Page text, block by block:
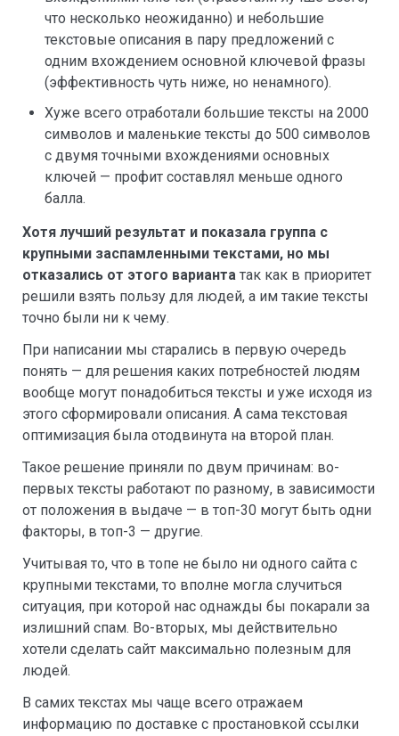
что несколько неожиданно) и небольшие
текстовые описания в пару предложений с
одним вхождением основной ключевой фразы
(эффективность чуть ниже, но ненамного).
Хуже всего отработали большие тексты на 2000
символов и маленькие тексты до 500 символов
с двумя точными вхождениями основных
ключей — профит составлял меньше одного
балла.
Хотя лучший результат и показала группа с
крупными заспамленными текстами, но мы
отказались от этого варианта так как в приоритет
решили взять пользу для людей, а им такие тексты
точно были ни к чему.
При написании мы старались в первую очередь
понять — для решения каких потребностей людям
вообще могут понадобиться тексты и уже исходя из
этого сформировали описания. А сама текстовая
оптимизация была отодвинута на второй план.
Такое решение приняли по двум причинам: во-
первых тексты работают по разному, в зависимости
от положения в выдаче — в топ-30 могут быть одни
факторы, в топ-3 — другие.
Учитывая то, что в топе не было ни одного сайта с
крупными текстами, то вполне могла случиться
ситуация, при которой нас однажды бы покарали за
излишний спам. Во-вторых, мы действительно
хотели сделать сайт максимально полезным для
людей.
В самих текстах мы чаще всего отражаем
информацию по доставке с простановкой ссылки